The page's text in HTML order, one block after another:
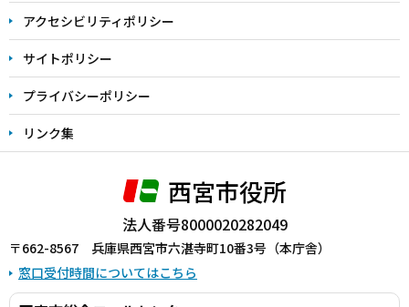
アクセシビリティポリシー
サイトポリシー
プライバシーポリシー
リンク集
西宮市役所
法人番号8000020282049
〒662-8567 兵庫県西宮市六湛寺町10番3号（本庁舎）
窓口受付時間についてはこちら